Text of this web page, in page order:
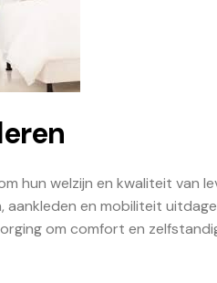
hun welzijn en kwaliteit van
aankleden en mobiliteit
om comfort en